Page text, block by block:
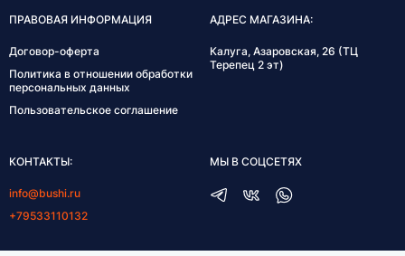
ПРАВОВАЯ ИНФОРМАЦИЯ
Договор-оферта
Политика в отношении обработки
персональных данных
Пользовательское соглашение
АДРЕС МАГАЗИНА:
Калуга, Азаровская, 26 (ТЦ
Терепец 2 эт)
КОНТАКТЫ:
info@bushi.ru
+79533110132
МЫ В СОЦСЕТЯХ